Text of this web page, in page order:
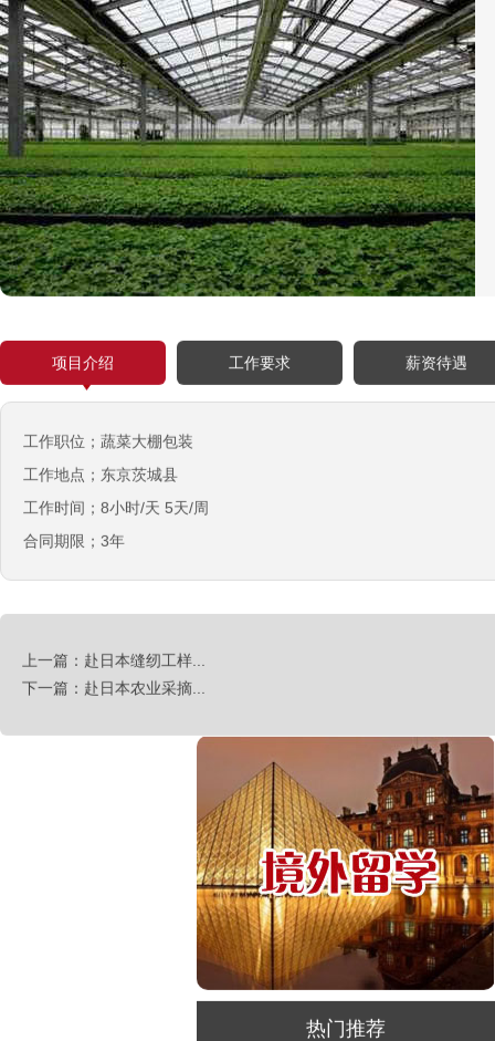
项目介绍 工作要求 薪资待遇
工作职位；蔬菜大棚包装
工作地点；东京茨城县
工作时间；8小时/天 5天/周
合同期限；3年
上一篇：赴日本缝纫工样...
下一篇：赴日本农业采摘...
热门推荐
西班牙肉食品加工厂
￥1800-2200欧元/月
￥月薪2100欧元
荷兰-铁板烧厨师
￥月薪2100欧元
￥260-350万韩币
新西兰-农业工
￥时薪25纽币
俄罗斯-面点师
￥12000-14000
俄罗斯-帮厨
￥8000起-9000
俄罗斯-混凝土工
￥500元/天